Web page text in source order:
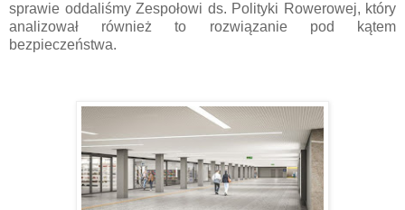
sprawie oddaliśmy Zespołowi ds. Polityki Rowerowej, który
analizował również to rozwiązanie pod kątem
bezpieczeństwa.